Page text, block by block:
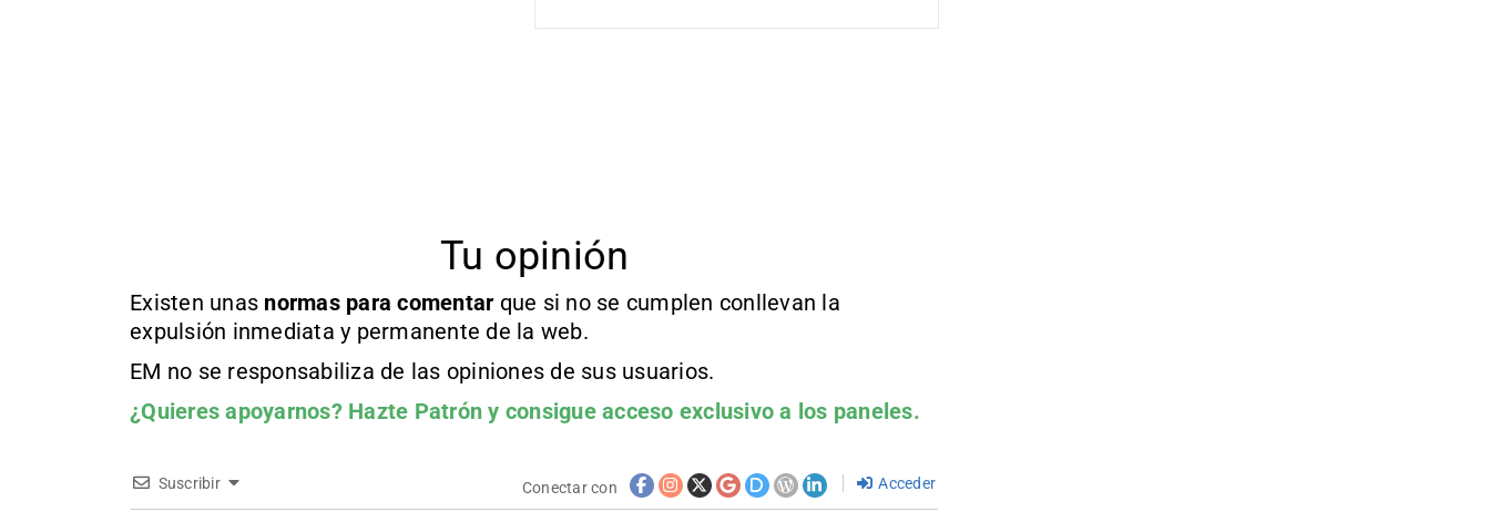
Tu opinión
Existen unas normas para comentar que si no se cumplen conllevan la
expulsión inmediata y permanente de la web.
EM no se responsabiliza de las opiniones de sus usuarios.
¿Quieres apoyarnos? Hazte Patrón y consigue acceso exclusivo a los paneles.
Suscribir Conectar con Acceder